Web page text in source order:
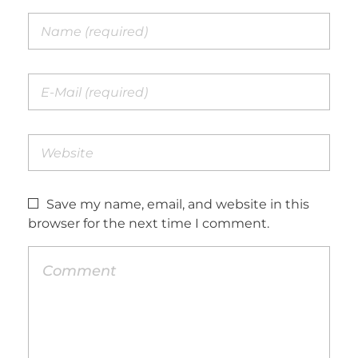
Save my name, email, and website in this
browser for the next time I comment.